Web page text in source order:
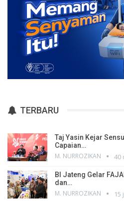
TERBARU
Taj Yasin Kejar
Capaian…
M. NURROZIKAN 40
BI Jateng Gelar
dan…
M. NURROZIKAN 15